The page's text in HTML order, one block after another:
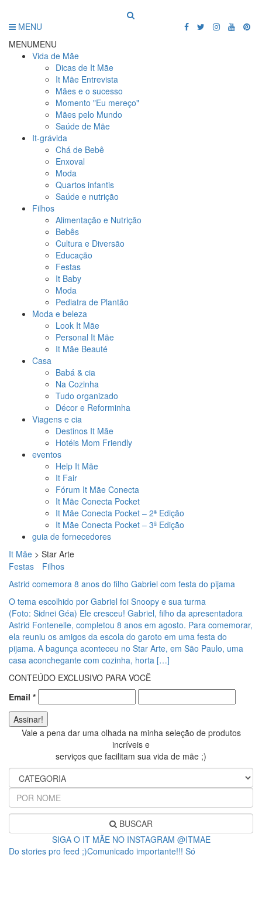
MENU
MENUMENU
Vida de Mãe
Dicas de It Mãe
It Mãe Entrevista
Mães e o sucesso
Momento "Eu mereço"
Mães pelo Mundo
Saúde de Mãe
It-grávida
Chá de Bebê
Enxoval
Moda
Quartos infantis
Saúde e nutrição
Filhos
Alimentação e Nutrição
Bebês
Cultura e Diversão
Educação
Festas
It Baby
Moda
Pediatra de Plantão
Moda e beleza
Look It Mãe
Personal It Mãe
It Mãe Beauté
Casa
Babá & cia
Na Cozinha
Tudo organizado
Décor e Reforminha
Viagens e cia
Destinos It Mãe
Hotéis Mom Friendly
eventos
Help It Mãe
It Fair
Fórum It Mãe Conecta
It Mãe Conecta Pocket
It Mãe Conecta Pocket – 2ª Edição
It Mãe Conecta Pocket – 3ª Edição
guia de fornecedores
It Mãe > Star Arte
Festas
Filhos
Astrid comemora 8 anos do filho Gabriel com festa do pijama
O tema escolhido por Gabriel foi Snoopy e sua turma
(Foto: Sidnei Géa) Ele cresceu! Gabriel, filho da apresentadora
Astrid Fontenelle, completou 8 anos em agosto. Para comemorar,
ela reuniu os amigos da escola do garoto em uma festa do
pijama. A bagunça aconteceu no Star Arte, em São Paulo, uma
casa aconchegante com cozinha, horta […]
CONTEÚDO EXCLUSIVO PARA VOCÊ
Email *
Vale a pena dar uma olhada na minha seleção de produtos
incríveis e
serviços que facilitam sua vida de mãe ;)
BUSCAR
SIGA O IT MÃE NO INSTAGRAM @ITMAE
Do stories pro feed ;)Comunicado importante!!! Só